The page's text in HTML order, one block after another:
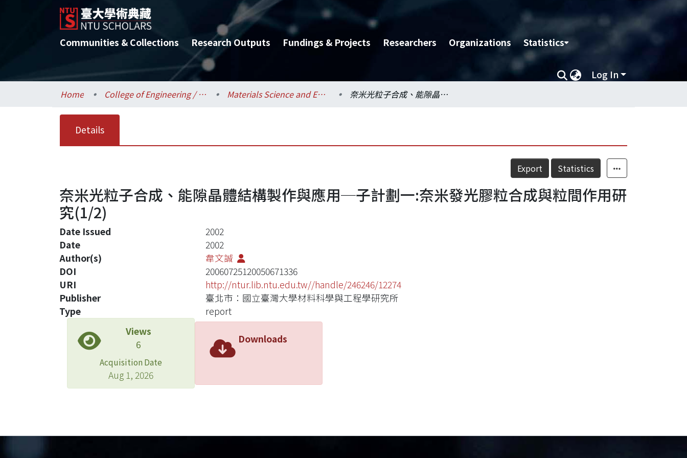
Communities & Collections Research Outputs Fundings & Projects Researchers Organizations Statistics
Log In
Home College of Engineering / 工學院 Materials Science and Engineering / 材料科學與工程學系 奈米光粒子合成、能隙晶體結構製作與應用─子計劃一:奈米發光膠粒合成與粒間作用研究(1/2)
Details
Export Statistics
奈米光粒子合成、能隙晶體結構製作與應用─子計劃一:奈米發光膠粒合成與粒間作用研
究(1/2)
Date Issued
2002
Date
2002
Author(s)
韋文誠
DOI
20060725120050671336
URI
http://ntur.lib.ntu.edu.tw//handle/246246/12274
Publisher
臺北市：國立臺灣大學材料科學與工程學研究所
Type
report
Views
6
Acquisition Date
Aug 1, 2026
Downloads